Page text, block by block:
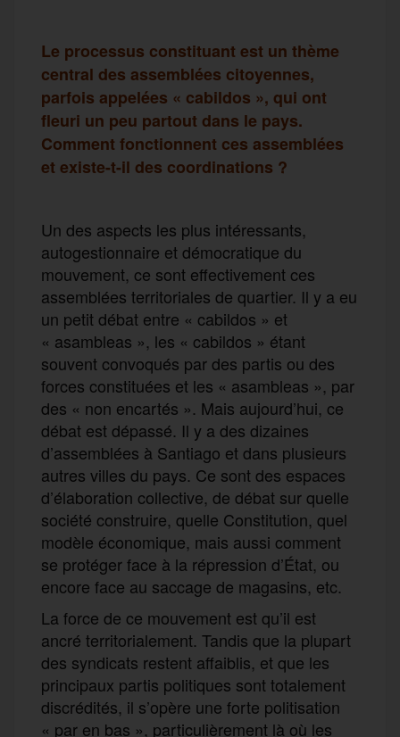
Le processus constituant est un thème
central des assemblées citoyennes,
parfois appelées « cabildos », qui ont
fleuri un peu partout dans le pays.
Comment fonctionnent ces assemblées
et existe-t-il des coordinations ?
Un des aspects les plus intéressants,
autogestionnaire et démocratique du
mouvement, ce sont effectivement ces
assemblées territoriales de quartier. Il y a eu
un petit débat entre « cabildos » et
« asambleas », les « cabildos » étant
souvent convoqués par des partis ou des
forces constituées et les « asambleas », par
des « non encartés ». Mais aujourd’hui, ce
débat est dépassé. Il y a des dizaines
d’assemblées à Santiago et dans plusieurs
autres villes du pays. Ce sont des espaces
d’élaboration collective, de débat sur quelle
société construire, quelle Constitution, quel
modèle économique, mais aussi comment
se protéger face à la répression d’État, ou
encore face au saccage de magasins, etc.
La force de ce mouvement est qu’il est
ancré territorialement. Tandis que la plupart
des syndicats restent affaiblis, et que les
principaux partis politiques sont totalement
discrédités, il s’opère une forte politisation
« par en bas », particulièrement là où les